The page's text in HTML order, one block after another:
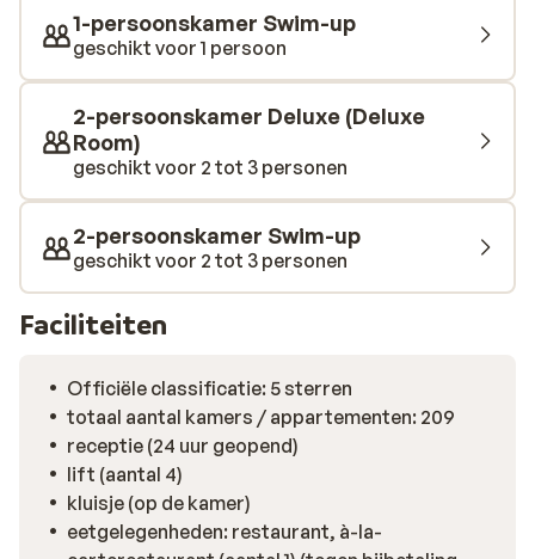
gezellige kidsclub. Als je even relaxen en ontspannen
wilt kun je dit doen bij de verschillende wellness
faciliteiten of in het fitnesscenter die het hotel heeft.
etc. Verder is met een lege buik zitten onmogelijk, want
bij Gold Island zijn verschillende restaurants en
barretjes aanwezig waar je een drankje kunt doen en
een hapje kunt eten. En dat de hele dag door! Al met al
bij Hotel Gold Island kom je zeker niks te kort.
1-persoonskamer Swim-up
geschikt voor 1 persoon
2-persoonskamer Deluxe (Deluxe
Room)
geschikt voor 2 tot 3 personen
2-persoonskamer Swim-up
geschikt voor 2 tot 3 personen
Faciliteiten
Officiële classificatie: 5 sterren
totaal aantal kamers / appartementen: 209
receptie (24 uur geopend)
lift (aantal 4)
kluisje (op de kamer)
eetgelegenheden: restaurant, à-la-